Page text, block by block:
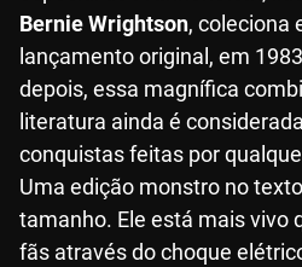
Bernie Wrightson, coleciona
lançamento original, em
depois, essa magnífica
literatura ainda é
conquistas feitas por
Uma edição monstro no
tamanho. Ele está mais vivo
fãs através do choque